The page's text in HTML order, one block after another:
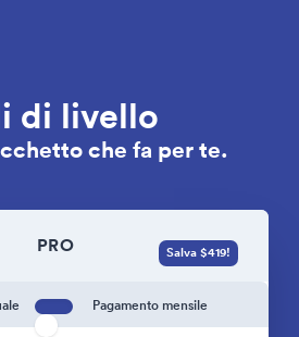
di livello
che fa per te.
PRO
Pagamento mensile
Salva $419!